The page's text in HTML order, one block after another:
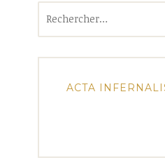
ACTA